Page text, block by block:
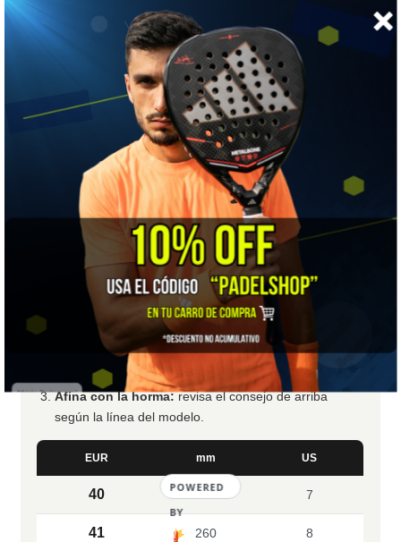
dinámica, con adherencia Michelin y sujeción de competición
para exprimir su juego.
📏 Guía de tallas
Tu talla en 3 pasos, sin salir de tu casa
Consejo:Las líneasJet de Babolat calzan
ajustadas y algo estrechas (calce de competición).
Si tu medida queda entre dos, elige lamedia talla
superior .
Talón contra la pared, de pie y con el
calcetín con el que juegas. Marca dónde termina tu
dedo más largo y mide en
milímetrosdesde la pared
hasta la marca.
Busca esos milímetrosen la columna mm
con esa talla. Babolat tienemedias tallas: úsalas si tu
medida queda entre dos.
Afina con la horma:revisa el consejo de arriba
según la línea del modelo.
EUR mm US
40 250 7
41 260 8
POWERED
BY